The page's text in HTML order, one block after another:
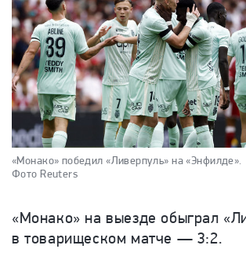
«Монако» победил «Ливерпуль» на «Энфилде».
Фото Reuters
«Монако» на выезде обыграл
в товарищеском матче — 3:2.